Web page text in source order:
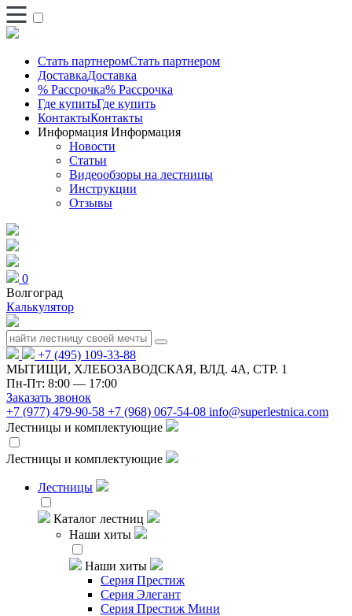
Стать партнеромСтать партнером
ДоставкаДоставка
% Рассрочка% Рассрочка
Где купитьГде купить
КонтактыКонтакты
Информация Информация
Новости
Статьи
Видеообзоры на лестницы
Инструкции
Отзывы
0
Волгоград
Калькулятор
+7 (495) 109-33-88
МЫТИЩИ, ХЛЕБОЗАВОДСКАЯ, ВЛД. 4А, СТР. 1
Пн-Пт: 8:00 — 17:00
Заказать звонок
+7 (977) 479-90-58 +7 (968) 067-54-08 info@superlestnica.com
Лестницы и комплектующие
Лестницы и комплектующие
Лестницы
Каталог лестниц
Наши хиты
Наши хиты
Серия Престиж
Серия Элегант
Серия Престиж Мини